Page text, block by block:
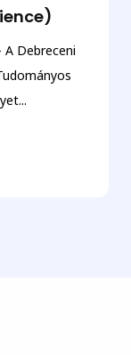
A Debreceni